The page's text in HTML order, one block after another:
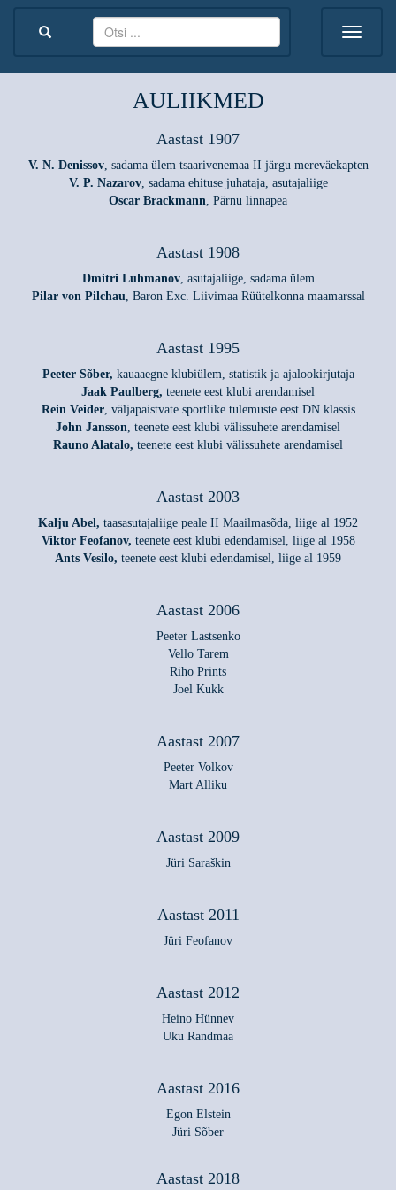
AULIIKMED
Aastast 1907
V. N. Denissov, sadama ülem tsaarivenemaa II järgu mereväekapten
V. P. Nazarov, sadama ehituse juhataja, asutajaliige
Oscar Brackmann, Pärnu linnapea
Aastast 1908
Dmitri Luhmanov, asutajaliige, sadama ülem
Pilar von Pilchau, Baron Exc. Liivimaa Rüütelkonna maamarssal
Aastast 1995
Peeter Sõber, kauaaegne klubiülem, statistik ja ajalookirjutaja
Jaak Paulberg, teenete eest klubi arendamisel
Rein Veider, väljapaistvate sportlike tulemuste eest DN klassis
John Jansson, teenete eest klubi välissuhete arendamisel
Rauno Alatalo, teenete eest klubi välissuhete arendamisel
Aastast 2003
Kalju Abel, taasasutajaliige peale II Maailmasõda, liige al 1952
Viktor Feofanov, teenete eest klubi edendamisel, liige al 1958
Ants Vesilo, teenete eest klubi edendamisel, liige al 1959
Aastast 2006
Peeter Lastsenko
Vello Tarem
Riho Prints
Joel Kukk
Aastast 2007
Peeter Volkov
Mart Alliku
Aastast 2009
Jüri Saraškin
Aastast 2011
Jüri Feofanov
Aastast 2012
Heino Hünnev
Uku Randmaa
Aastast 2016
Egon Elstein
Jüri Sõber
Aastast 2018